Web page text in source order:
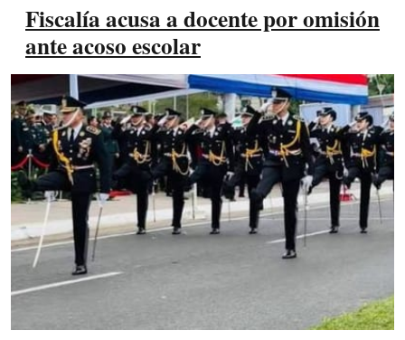
Fiscalía acusa a docente por omisión
ante acoso escolar